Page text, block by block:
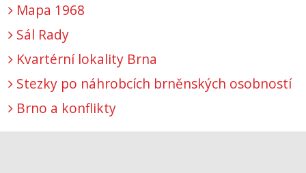
Mapa 1968
Sál Rady
Kvartérní lokality Brna
Stezky po náhrobcích brněnských osobností
Brno a konflikty